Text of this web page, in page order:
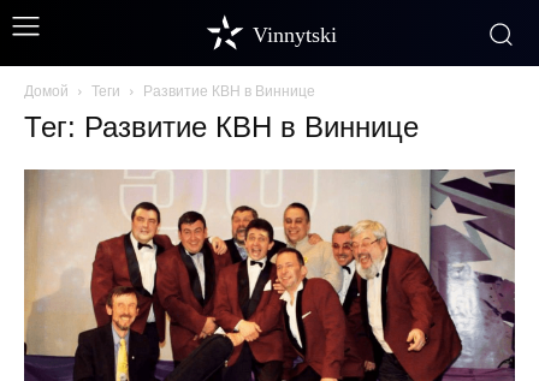
Vinnytski
Домой Теги Развитие КВН в Виннице
Тег: Развитие КВН в Виннице